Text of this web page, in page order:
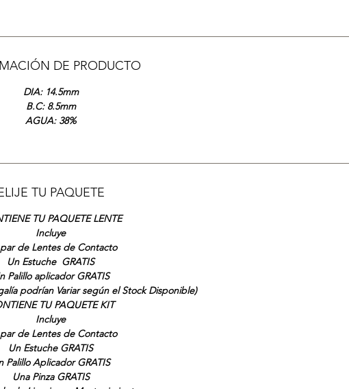
DE PRODUCTO
DIA: 14.5mm
B.C: 8.5mm
AGUA: 38%
TU PAQUETE
TU PAQUETE LENTE
Incluye
de Lentes de Contacto
Un Estuche GRATIS
Palillo aplicador GRATIS
podrían Variar según el Stock Disponible)
TU PAQUETE KIT
Incluye
de Lentes de Contacto
Un Estuche GRATIS
Palillo Aplicador GRATIS
Una Pinza GRATIS